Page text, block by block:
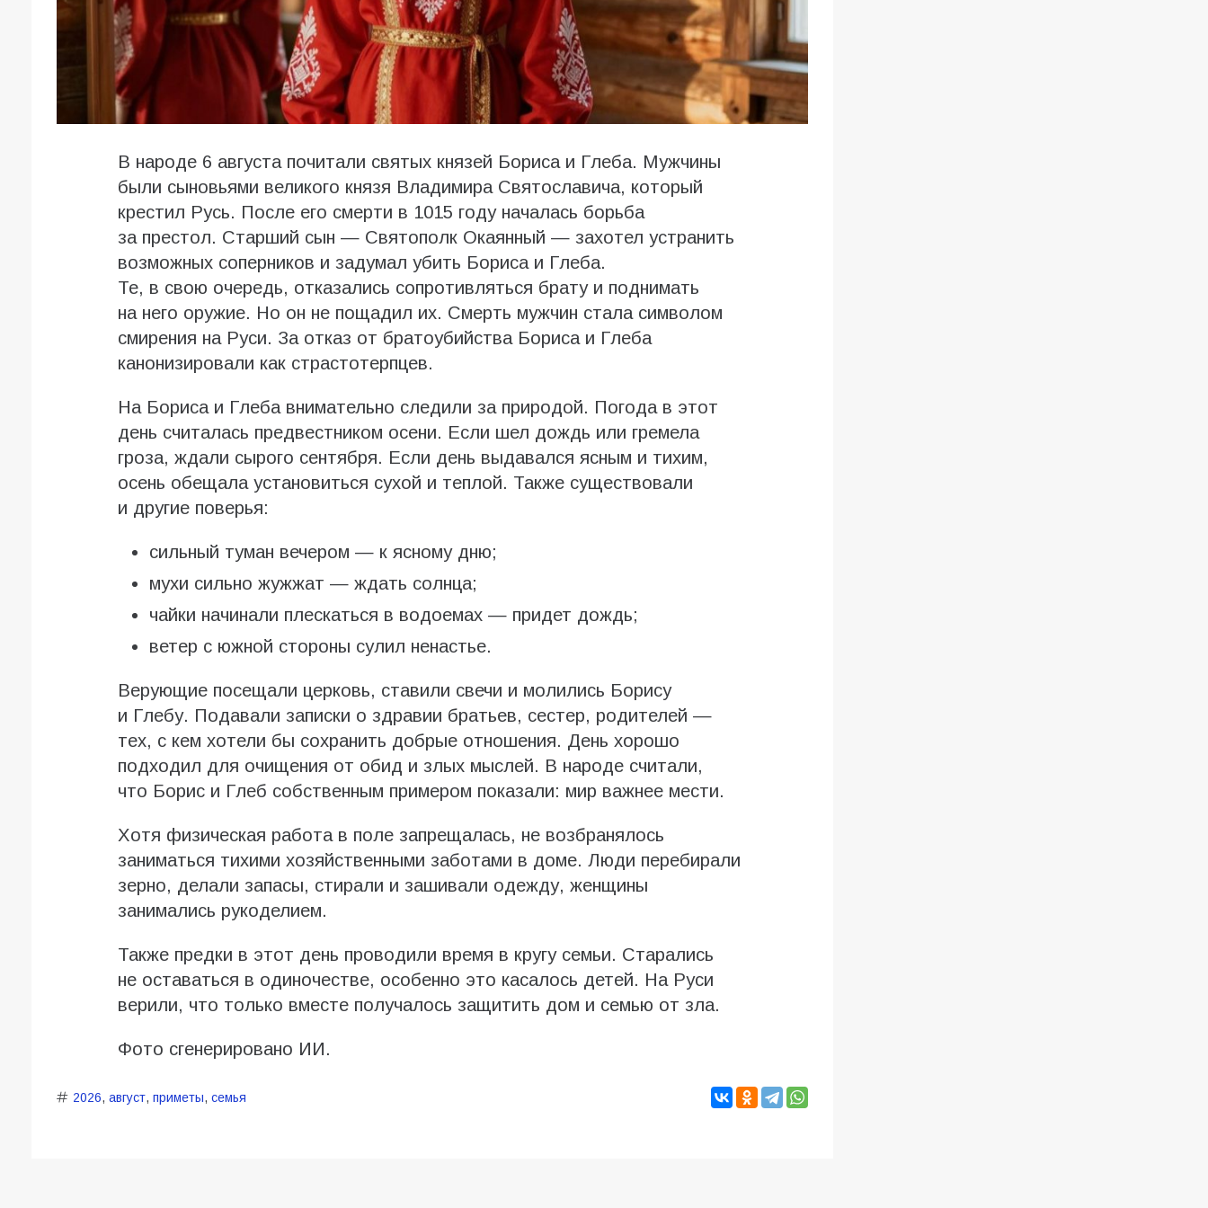
В народе 6 августа почитали святых князей Бориса и Глеба. Мужчины
были сыновьями великого князя Владимира Святославича, который
крестил Русь. После его смерти в 1015 году началась борьба
за престол. Старший сын — Святополк Окаянный — захотел устранить
возможных соперников и задумал убить Бориса и Глеба.
Те, в свою очередь, отказались сопротивляться брату и поднимать
на него оружие. Но он не пощадил их. Смерть мужчин стала символом
смирения на Руси. За отказ от братоубийства Бориса и Глеба
канонизировали как страстотерпцев.
На Бориса и Глеба внимательно следили за природой. Погода в этот
день считалась предвестником осени. Если шел дождь или гремела
гроза, ждали сырого сентября. Если день выдавался ясным и тихим,
осень обещала установиться сухой и теплой. Также существовали
и другие поверья:
сильный туман вечером — к ясному дню;
мухи сильно жужжат — ждать солнца;
чайки начинали плескаться в водоемах — придет дождь;
ветер с южной стороны сулил ненастье.
Верующие посещали церковь, ставили свечи и молились Борису
и Глебу. Подавали записки о здравии братьев, сестер, родителей —
тех, с кем хотели бы сохранить добрые отношения. День хорошо
подходил для очищения от обид и злых мыслей. В народе считали,
что Борис и Глеб собственным примером показали: мир важнее мести.
Хотя физическая работа в поле запрещалась, не возбранялось
заниматься тихими хозяйственными заботами в доме. Люди перебирали
зерно, делали запасы, стирали и зашивали одежду, женщины
занимались рукоделием.
Также предки в этот день проводили время в кругу семьи. Старались
не оставаться в одиночестве, особенно это касалось детей. На Руси
верили, что только вместе получалось защитить дом и семью от зла.
Фото сгенерировано ИИ.
2026, август, приметы, семья